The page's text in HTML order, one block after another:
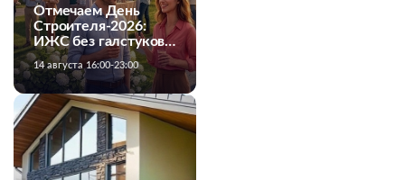
Отмечаем День
Строителя-2026:
ИЖС без галстуков и
официоза!
14 августа 16:00-23:00